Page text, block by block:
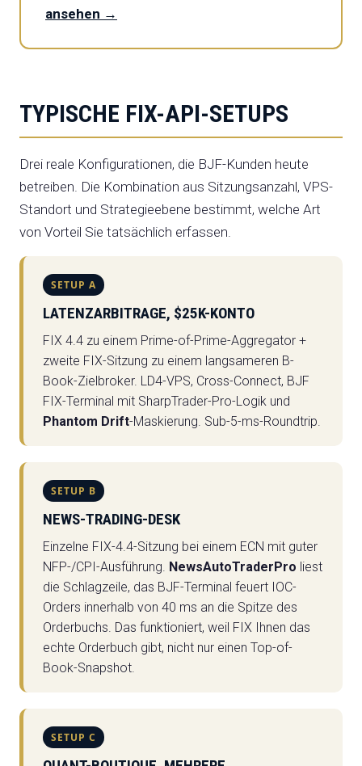
ansehen →
TYPISCHE FIX-API-SETUPS
Drei reale Konfigurationen, die BJF-Kunden heute
betreiben. Die Kombination aus Sitzungsanzahl, VPS-
Standort und Strategieebene bestimmt, welche Art
von Vorteil Sie tatsächlich erfassen.
SETUP A
LATENZARBITRAGE, $25K-KONTO
FIX 4.4 zu einem Prime-of-Prime-Aggregator +
zweite FIX-Sitzung zu einem langsameren B-
Book-Zielbroker. LD4-VPS, Cross-Connect, BJF
FIX-Terminal mit SharpTrader-Pro-Logik und
Phantom Drift-Maskierung. Sub-5-ms-Roundtrip.
SETUP B
NEWS-TRADING-DESK
Einzelne FIX-4.4-Sitzung bei einem ECN mit guter
NFP-/CPI-Ausführung. NewsAutoTraderPro liest
die Schlagzeile, das BJF-Terminal feuert IOC-
Orders innerhalb von 40 ms an die Spitze des
Orderbuchs. Das funktioniert, weil FIX Ihnen das
echte Orderbuch gibt, nicht nur einen Top-of-
Book-Snapshot.
SETUP C